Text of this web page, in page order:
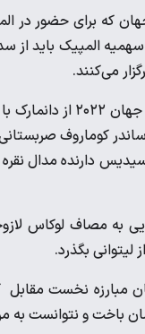
جهان که برای حضور
المپیک باید از
می‌کنند.
در وزن ۸۷ کیلوگرم،
کوماروف
دارنده مدال
نهایی به مصاف
بگذرد.
مبارزه نخست مقابل
باخت و نتوانست به